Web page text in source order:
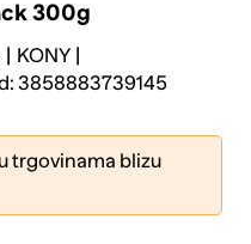
300g
KONY
3858883739145
trgovinama blizu